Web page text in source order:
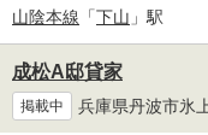
山陰本線 「下山 」駅
成松A邸貸家
掲載中 兵庫県丹波市氷